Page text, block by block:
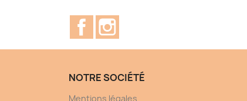
Facebook
NOTRE SOCIÉTÉ
Mentions légales